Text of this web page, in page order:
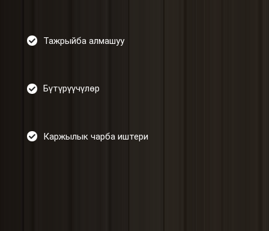
Тажрыйба алмашуу
Бүтүрүүчүлөр
Каржылык чарба иштери